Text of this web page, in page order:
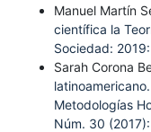
Manuel Martín
científica la
Sociedad:
Sarah Corona
Metodologías
Núm. 30